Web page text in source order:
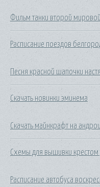
Фильм танки второй
Расписание поездов
Песня красной шапочки
Скачать новинки эминема
Скачать майнкрафт на
Схемы для вышивки крестом
Расписание автобуса